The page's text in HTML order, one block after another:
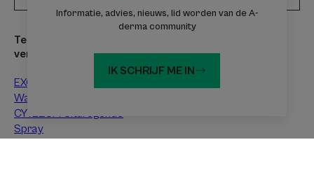
Informatie, advies, nieuws, lid worden van de A-
derma community
IK SCHRIJF ME IN
Te ontdekken
verzorgingsproducten
EXOMEGA CONTROL
Wasolie
CYTELIUM Uitdrogende
Spray
Atopisch eczeem